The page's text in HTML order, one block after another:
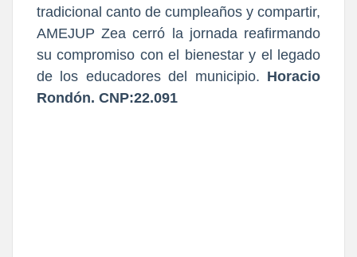
tradicional canto de cumpleaños y compartir,
AMEJUP Zea cerró la jornada reafirmando
su compromiso con el bienestar y el legado
de los educadores del municipio. Horacio
Rondón. CNP:22.091